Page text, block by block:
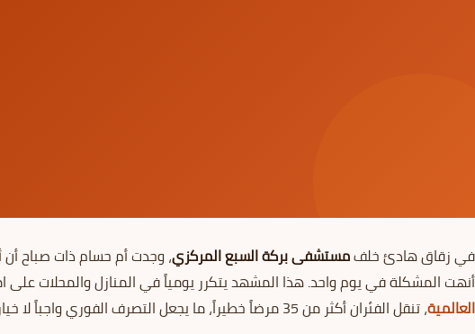
في زقاق هادئ خلفمستشفى بركة السبع المركزي، وجدت أم حسام ذات صباح
أنهت المشكلة في يوم واحد. هذا المشهد يتكرر يومياً في المنازل والمحلات على
العالمية، تنقل الفئران أكثر من 35 مرضاً خطيراً، ما يجعل التصرف الفوري واجباً لا خياراً.